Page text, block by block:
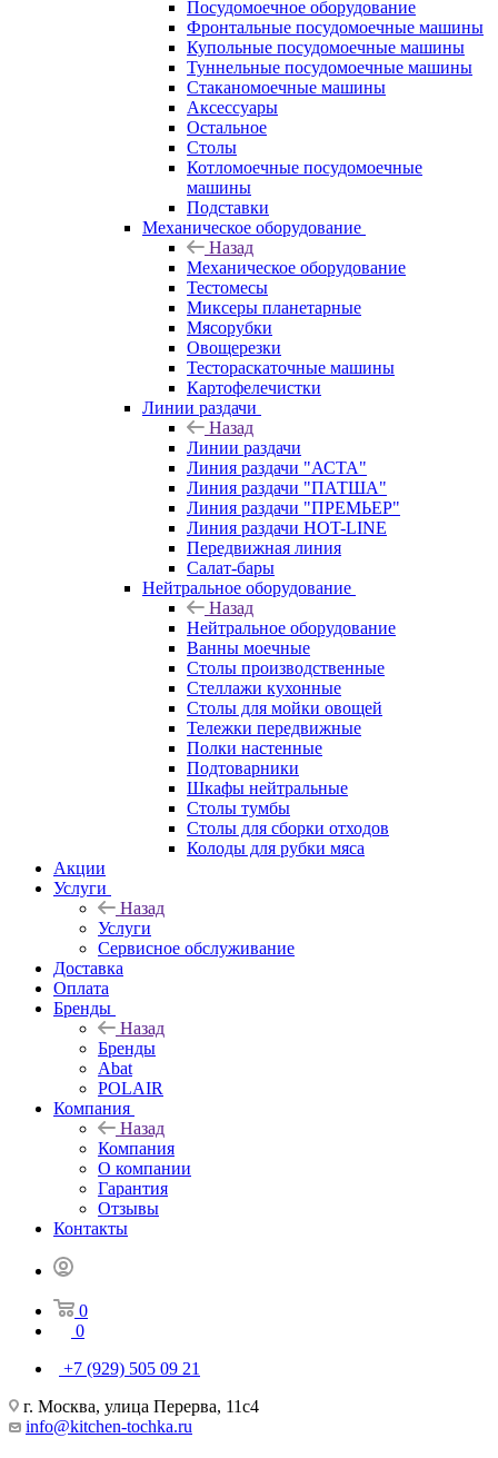
Посудомоечное оборудование
Фронтальные посудомоечные машины
Купольные посудомоечные машины
Туннельные посудомоечные машины
Стаканомоечные машины
Аксессуары
Остальное
Столы
Котломоечные посудомоечные
машины
Подставки
Механическое оборудование
Назад
Механическое оборудование
Тестомесы
Миксеры планетарные
Мясорубки
Овощерезки
Тестораскаточные машины
Картофелечистки
Линии раздачи
Назад
Линии раздачи
Линия раздачи "АСТА"
Линия раздачи "ПАТША"
Линия раздачи "ПРЕМЬЕР"
Линия раздачи HOT-LINE
Передвижная линия
Салат-бары
Нейтральное оборудование
Назад
Нейтральное оборудование
Ванны моечные
Столы производственные
Стеллажи кухонные
Столы для мойки овощей
Тележки передвижные
Полки настенные
Подтоварники
Шкафы нейтральные
Столы тумбы
Столы для сборки отходов
Колоды для рубки мяса
Акции
Услуги
Назад
Услуги
Сервисное обслуживание
Доставка
Оплата
Бренды
Назад
Бренды
Abat
POLAIR
Компания
Назад
Компания
О компании
Гарантия
Отзывы
Контакты
0
0
+7 (929) 505 09 21
г. Москва, улица Перерва, 11с4
info@kitchen-tochka.ru